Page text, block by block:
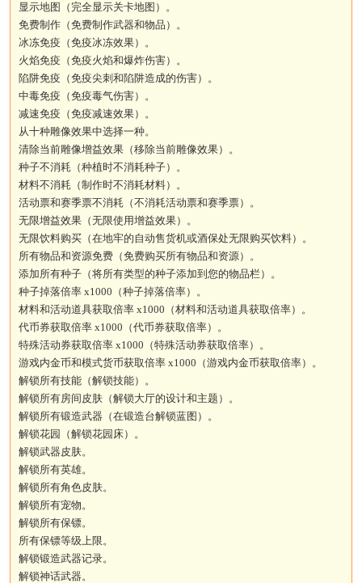
显示地图（完全显示关卡地图）。
免费制作（免费制作武器和物品）。
冰冻免疫（免疫冰冻效果）。
火焰免疫（免疫火焰和爆炸伤害）。
陷阱免疫（免疫尖刺和陷阱造成的伤害）。
中毒免疫（免疫毒气伤害）。
减速免疫（免疫减速效果）。
从十种雕像效果中选择一种。
清除当前雕像增益效果（移除当前雕像效果）。
种子不消耗（种植时不消耗种子）。
材料不消耗（制作时不消耗材料）。
活动票和赛季票不消耗（不消耗活动票和赛季票）。
无限增益效果（无限使用增益效果）。
无限饮料购买（在地牢的自动售货机或酒保处无限购买饮料）。
所有物品和资源免费（免费购买所有物品和资源）。
添加所有种子（将所有类型的种子添加到您的物品栏）。
种子掉落倍率 x1000（种子掉落倍率）。
材料和活动道具获取倍率 x1000（材料和活动道具获取倍率）。
代币券获取倍率 x1000（代币券获取倍率）。
特殊活动券获取倍率 x1000（特殊活动券获取倍率）。
游戏内金币和模式货币获取倍率 x1000（游戏内金币获取倍率）。
解锁所有技能（解锁技能）。
解锁所有房间皮肤（解锁大厅的设计和主题）。
解锁所有锻造武器（在锻造台解锁蓝图）。
解锁花园（解锁花园床）。
解锁武器皮肤。
解锁所有英雄。
解锁所有角色皮肤。
解锁所有宠物。
解锁所有保镖。
所有保镖等级上限。
解锁锻造武器记录。
解锁神话武器。